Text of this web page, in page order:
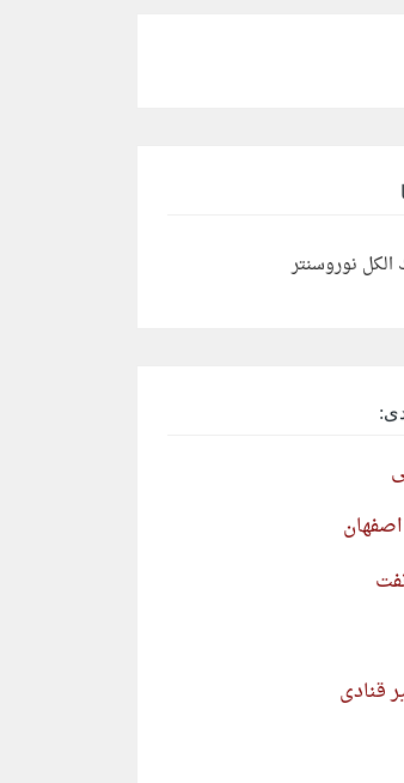
نوروسنتر
قنادی